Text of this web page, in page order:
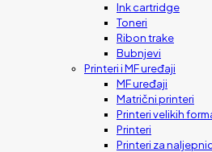
Ink cartridge
Toneri
Ribon trake
Bubnjevi
Printeri i MF uređaji
MF uređaji
Matrični printeri
Printeri velikih
Printeri
Printeri za